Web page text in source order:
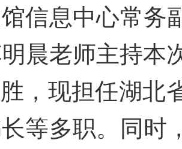
信息中心常务
明晨老师主持本
，现担任湖北
等多职。同时